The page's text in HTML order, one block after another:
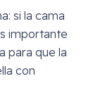
si la cama
importante
para que la
con